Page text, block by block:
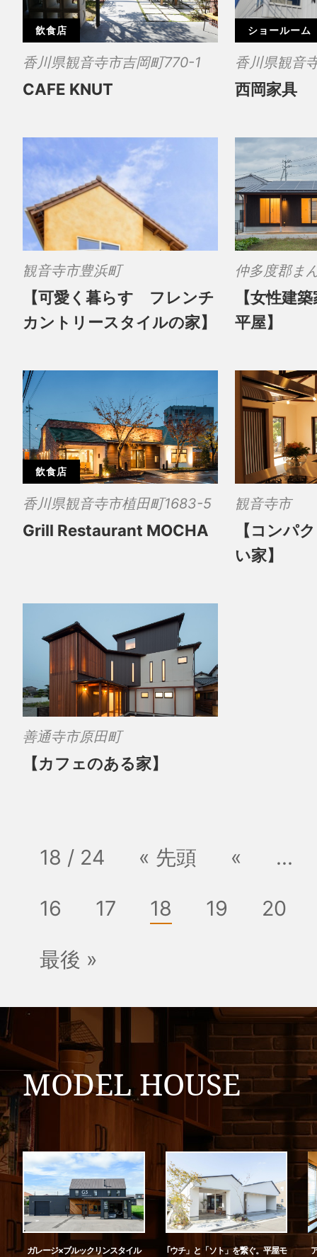
飲食店
香川県観音寺市吉岡町770-1
CAFE KNUT
ショールーム
香川県観音
西岡家具
観音寺市豊浜町
【可愛く暮らす フレンチ
カントリースタイルの家】
仲多度郡ま
【女性建
平屋】
飲食店
香川県観音寺市植田町1683-5
Grill Restaurant MOCHA
観音寺市
【コンパ
い家】
善通寺市原田町
【カフェのある家】
18 / 24 « 先頭 « ...
16 17 18 19 20
最後 »
MODEL HOUSE
ガレージ×ブルックリンスタイル ｢ウチ」と「ソト」を繋ぐ。平屋モ